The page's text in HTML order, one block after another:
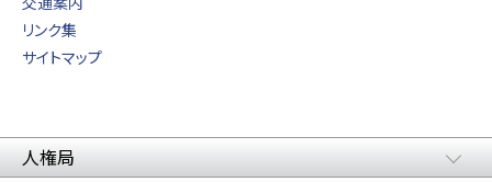
リンク集
サイトマップ
人権局